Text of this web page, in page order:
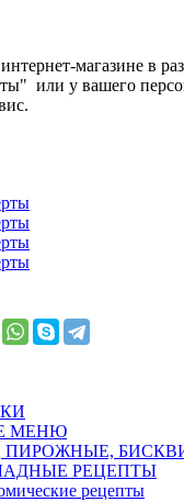
магазине в
или у вашего
МЕНЮ
ПИРОЖНЫЕ,
РЕЦЕПТЫ
рецепты